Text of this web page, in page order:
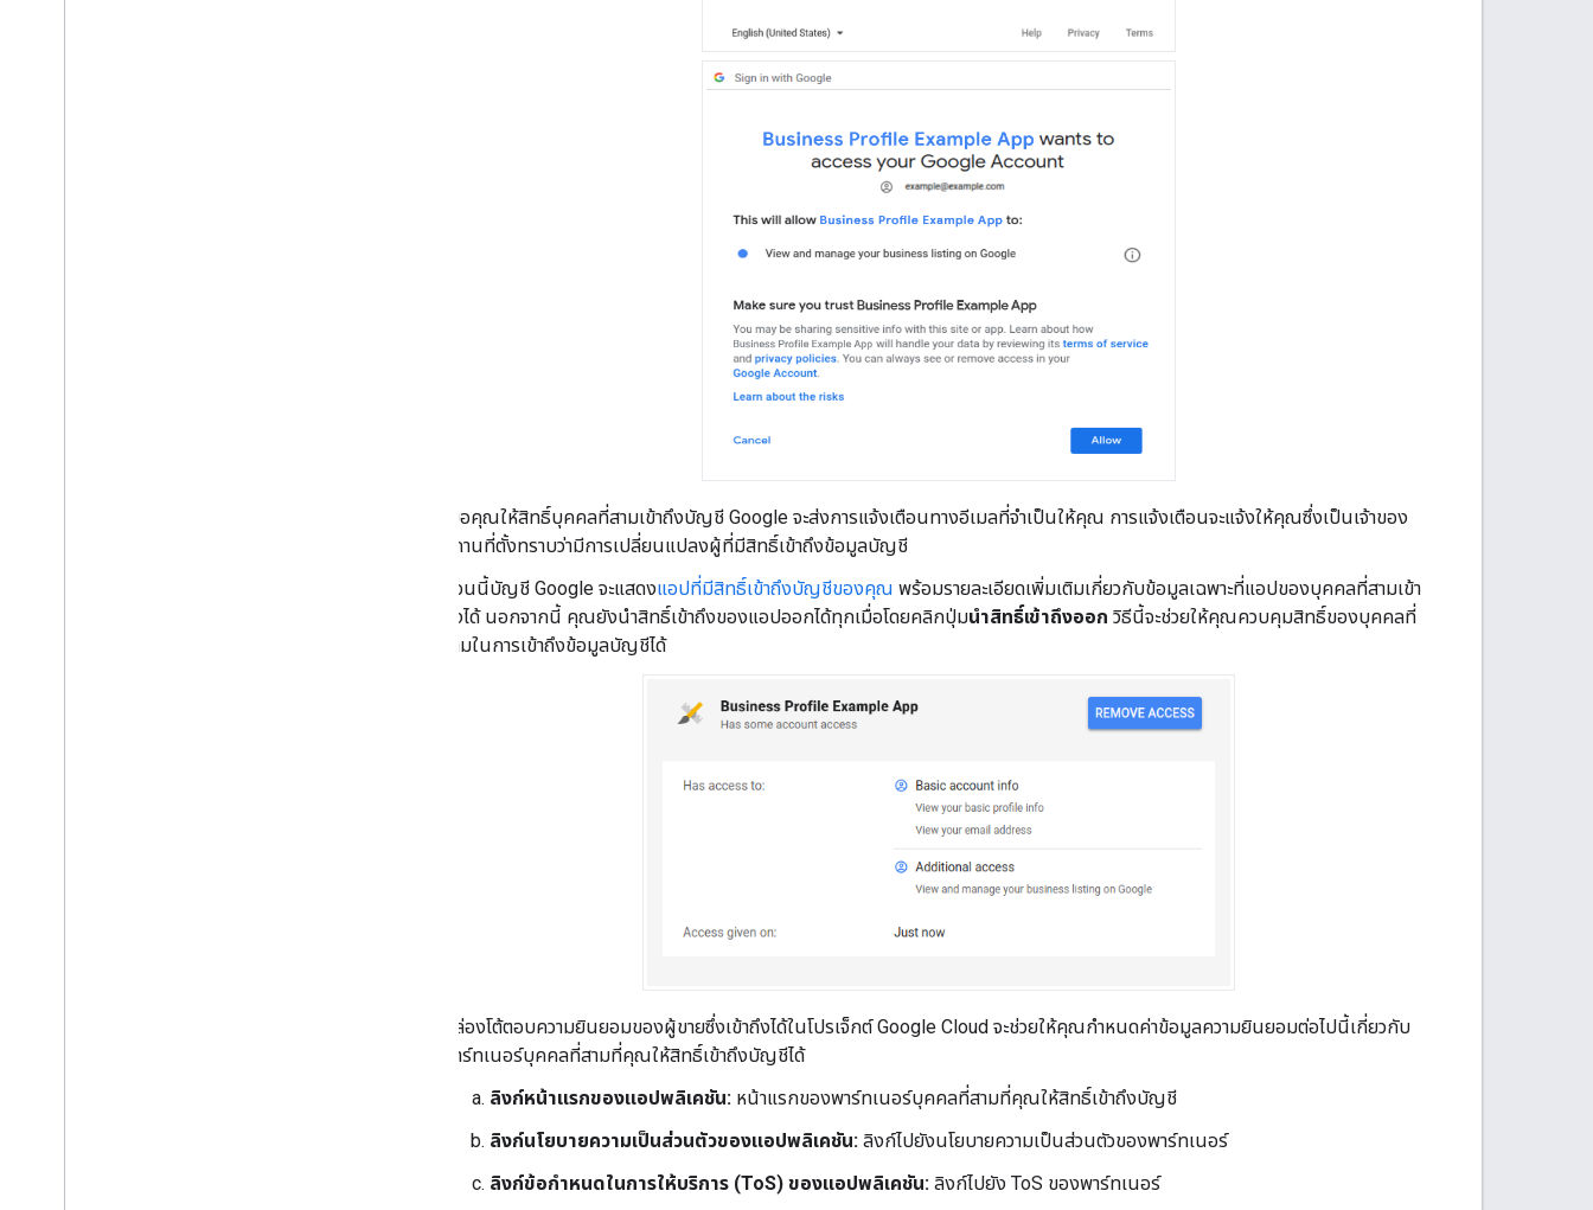
เมื่อคุณให้สิทธิ์บุคคลที่สามเข้าถึงบัญชี Google จะส่งการแจ้งเตือนทางอีเมลที่จำเป็นให้คุณ การแจ้งเตือนจะแจ้งให้คุณซึ่งเป็นเจ้าของ
สถานที่ตั้งทราบว่ามีการเปลี่ยนแปลงผู้ที่มีสิทธิ์เข้าถึงข้อมูลบัญชี
ตอนนี้บัญชี Google จะแสดงแอปที่มีสิทธิ์เข้าถึงบัญชีของคุณ พร้อมรายละเอียดเพิ่มเติมเกี่ยวกับข้อมูลเฉพาะที่แอปของบุคคลที่สามเข้า
ถึงได้ นอกจากนี้ คุณยังนำสิทธิ์เข้าถึงของแอปออกได้ทุกเมื่อโดยคลิกปุ่มนำสิทธิ์เข้าถึงออก วิธีนี้จะช่วยให้คุณควบคุมสิทธิ์ของบุคคลที่
สามในการเข้าถึงข้อมูลบัญชีได้
กล่องโต้ตอบความยินยอมของผู้ขายซึ่งเข้าถึงได้ในโปรเจ็กต์ Google Cloud จะช่วยให้คุณกำหนดค่าข้อมูลความยินยอมต่อไปนี้เกี่ยวกับ
พาร์ทเนอร์บุคคลที่สามที่คุณให้สิทธิ์เข้าถึงบัญชีได้
ลิงก์หน้าแรกของแอปพลิเคชัน: หน้าแรกของพาร์ทเนอร์บุคคลที่สามที่คุณให้สิทธิ์เข้าถึงบัญชี
ลิงก์นโยบายความเป็นส่วนตัวของแอปพลิเคชัน: ลิงก์ไปยังนโยบายความเป็นส่วนตัวของพาร์ทเนอร์
ลิงก์ข้อกำหนดในการให้บริการ (ToS) ของแอปพลิเคชัน: ลิงก์ไปยัง ToS ของพาร์ทเนอร์